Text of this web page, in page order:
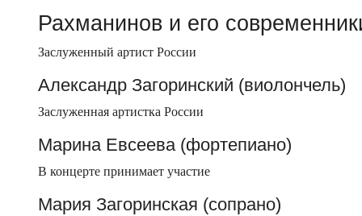
Рахманинов и его
Заслуженный артист России
Александр Загоринский (виолончель)
Заслуженная артистка России
Марина Евсеева (фортепиано)
В концерте принимает участие
Мария Загоринская (сопрано)